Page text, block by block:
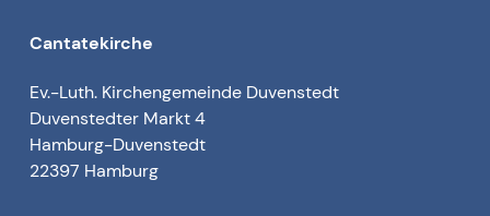
Cantatekirche
Ev.-Luth. Kirchengemeinde Duvenstedt
Duvenstedter Markt 4
Hamburg-Duvenstedt
22397 Hamburg